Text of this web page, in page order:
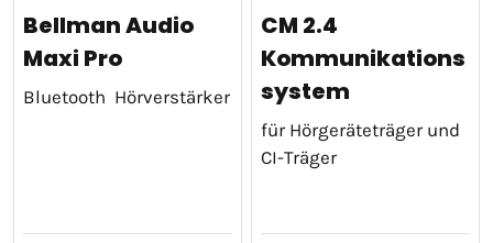
Bellman Audio
Maxi Pro
Bluetooth Hörverstärker
CM 2.4
Kommunikations
system
für Hörgeräteträger und
CI-Träger